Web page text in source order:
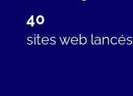
40
sites web lancés